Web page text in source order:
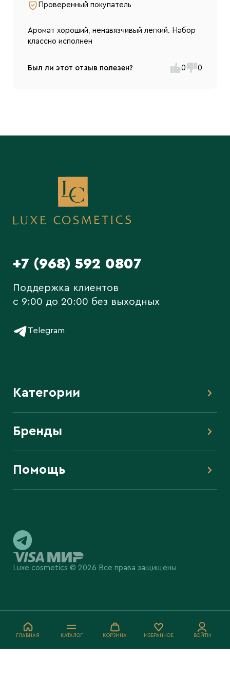
Проверенный покупатель
Аромат хороший, ненавязчивый легкий. Набор
классно исполнен
Был ли этот отзыв полезен? 0 0
+7 (968) 592 0807
Поддержка клиентов
c 9:00 до 20:00 без выходных
Telegram
Категории
Бренды
Помощь
Luxe cosmetics © 2026 Все права защищены
ГЛАВНАЯ КАТАЛОГ КОРЗИНА ИЗБРАННОЕ ВОЙТИ